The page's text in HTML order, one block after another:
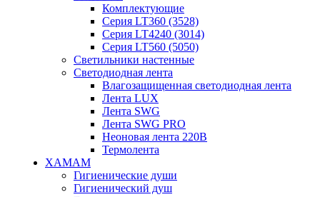
Комплектующие
Серия LT360 (3528)
Серия LT4240 (3014)
Серия LT560 (5050)
Светильники настенные
Светодиодная лента
Влагозащищенная светодиодная лента
Лента LUX
Лента SWG
Лента SWG PRO
Неоновая лента 220В
Термолента
ХАМАМ
Гигиенические души
Гигиенический душ